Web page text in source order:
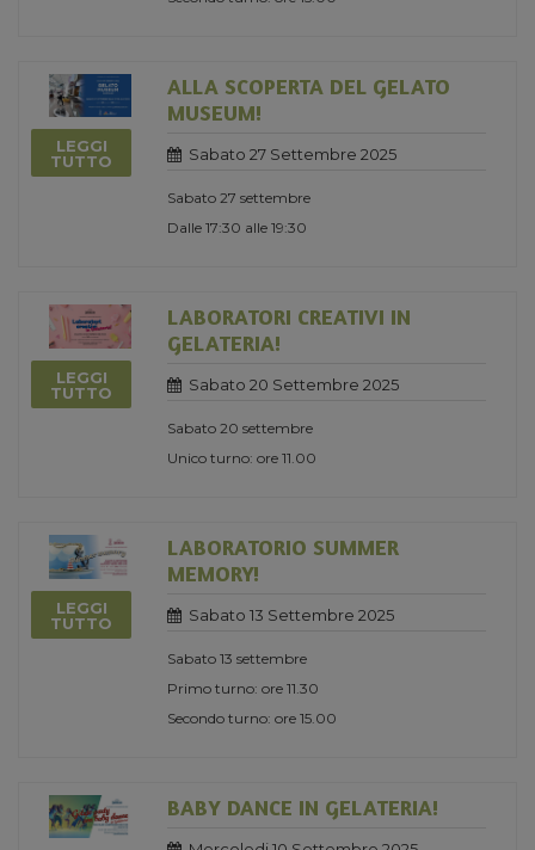
LEGGI
TUTTO
ALLA SCOPERTA DEL GELATO
MUSEUM!
Sabato 27 Settembre 2025
Sabato 27 settembre
Dalle 17:30 alle 19:30
LEGGI
TUTTO
LABORATORI CREATIVI IN
GELATERIA!
Sabato 20 Settembre 2025
Sabato 20 settembre
Unico turno: ore 11.00
LEGGI
TUTTO
LABORATORIO SUMMER
MEMORY!
Sabato 13 Settembre 2025
Sabato 13 settembre
Primo turno: ore 11.30
Secondo turno: ore 15.00
BABY DANCE IN GELATERIA!